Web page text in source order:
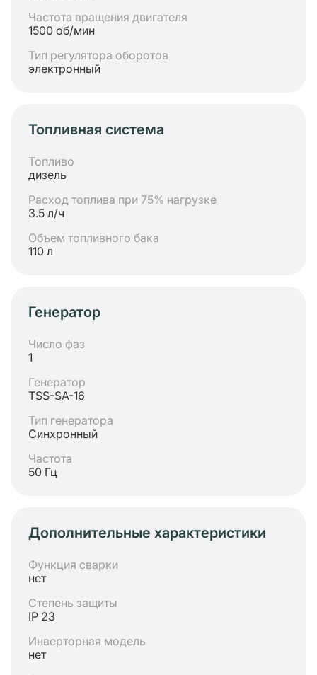
Частота вращения двигателя
1500 об/мин
Тип регулятора оборотов
электронный
Топливная система
Топливо
дизель
Расход топлива при 75% нагрузке
3.5 л/ч
Объем топливного бака
110 л
Генератор
Число фаз
1
Генератор
TSS-SA-16
Тип генератора
Синхронный
Частота
50 Гц
Дополнительные характеристики
Функция сварки
нет
Степень защиты
IP 23
Инверторная модель
нет